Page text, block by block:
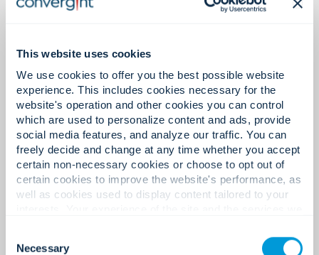
This website uses cookies
We use cookies to offer you the best possible website
experience. This includes cookies necessary for the
website's operation and other cookies you can control
which are used to personalize content and ads, provide
social media features, and analyze our traffic. You can
freely decide and change at any time whether you accept
certain non-necessary cookies or choose to opt out of
certain cookies to improve the website's performance, as
well as cookies used to display content tailored to your
cookies. Click "Show details" below for more information
Selection
Necessary
Creemos que los grandes resultados comienzan
con una gran comprensión.
Aprende más
Socios tecnológicos.
Colaboración que construye lo que sigue.